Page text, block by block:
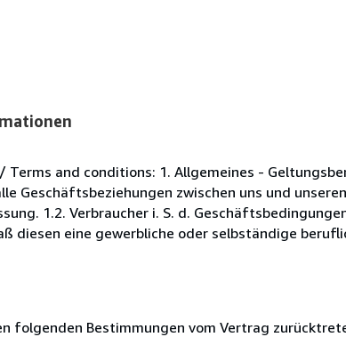
Terms and conditions: 1. Allgemeines -
Geschäftsbeziehungen zwischen uns und
1.2. Verbraucher i. S. d.
diesen eine gewerbliche oder selbständige
folgenden Bestimmungen vom Vertrag